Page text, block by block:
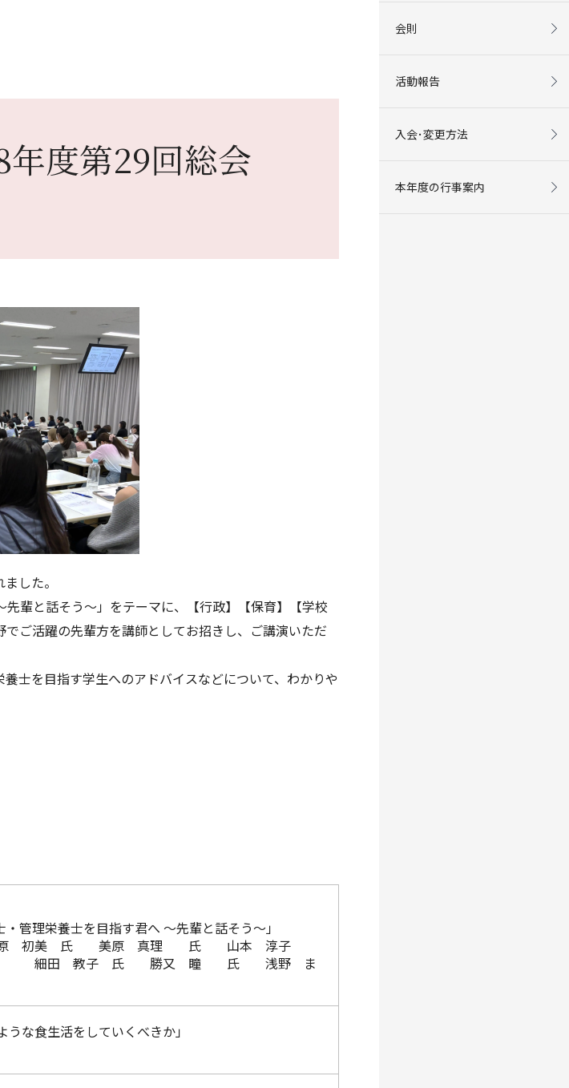
度第29回総会
した。
輩と話そう～」をテーマに、【行政】【保育】【学校
ご活躍の先輩方を講師としてお招きし、ご講演いただ
士を目指す学生へのアドバイスなどについて、わかりや
・管理栄養士を目指す君へ ～先輩と話そう～」
初美 氏 美原 真理 氏 山本 淳子
氏 勝又 瞳 氏 浅野 ま
うな食生活をしていくべきか」
会則
活動報告
入会･変更方法
本年度の行事案内